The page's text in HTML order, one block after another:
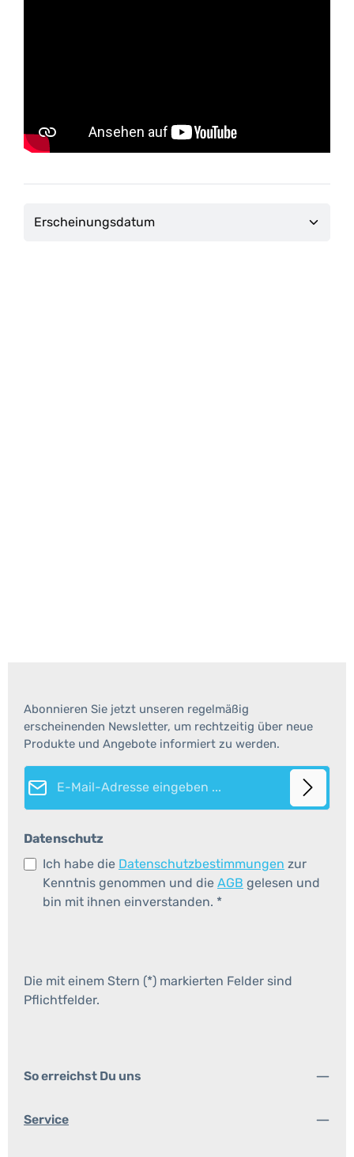
Abonnieren Sie jetzt unseren regelmäßig
erscheinenden Newsletter, um rechtzeitig über neue
Produkte und Angebote informiert zu werden.
E-Mail-Adresse*
Datenschutz
Ich habe die Datenschutzbestimmungen zur
Kenntnis genommen und die AGB gelesen und
bin mit ihnen einverstanden. *
Die mit einem Stern (*) markierten Felder sind
Pflichtfelder.
So erreichst Du uns
Service